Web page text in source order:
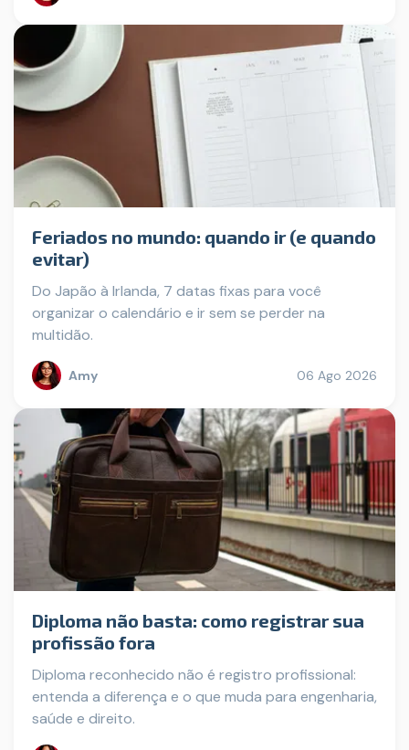
Feriados no mundo: quando ir (e quando
evitar)
Do Japão à Irlanda, 7 datas fixas para você
organizar o calendário e ir sem se perder na
multidão.
Amy 06 Ago 2026
Diploma não basta: como registrar sua
profissão fora
Diploma reconhecido não é registro profissional:
entenda a diferença e o que muda para engenharia,
saúde e direito.